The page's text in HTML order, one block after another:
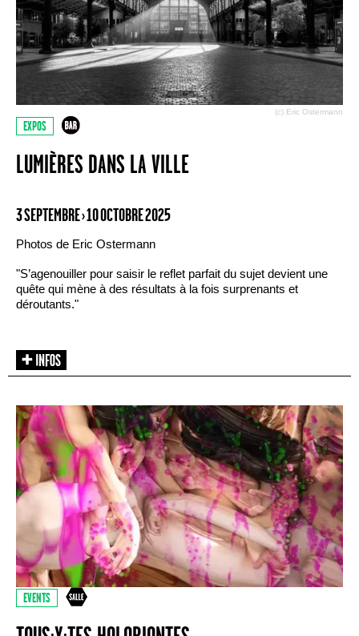
(c) Eric Ostermann
EXPOS
LUMIÈRES DANS LA VILLE
3 SEPTEMBRE › 10 OCTOBRE 2025
Photos de Eric Ostermann
"S’agenouiller pour saisir le reflet parfait du sujet devient une
quête qui mène à des résultats à la fois surprenants et
déroutants."
EVENTS